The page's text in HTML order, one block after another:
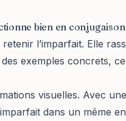
bien en conjugaison
l’imparfait. Elle
exemples concrets,
visuelles. Avec
dans un même